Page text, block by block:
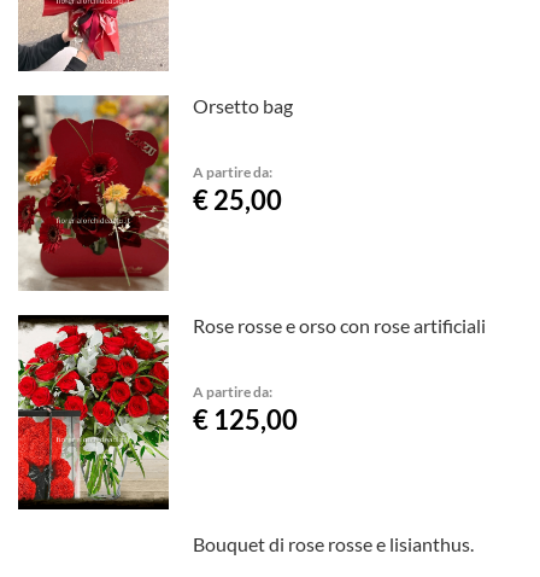
Orsetto bag
A partire da:
€ 25,00
Rose rosse e orso con rose artificiali
A partire da:
€ 125,00
Bouquet di rose rosse e lisianthus.